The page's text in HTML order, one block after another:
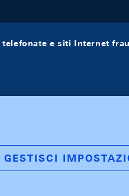
telefonate e siti Internet
GESTISCI